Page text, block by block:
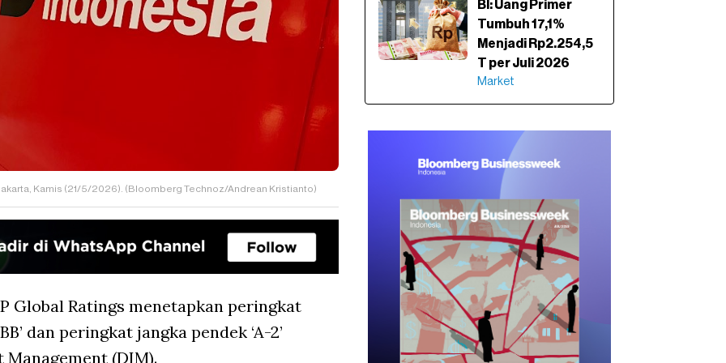
Kamis (21/5/2026). (Bloomberg Technoz/Andrean Kristianto)
Global Ratings menetapkan peringkat
dan peringkat jangka pendek ‘A-2’
(DIM).
BI: Uang Primer
Tumbuh 17,1%
Menjadi Rp2.254,5
T per Juli 2026
Market